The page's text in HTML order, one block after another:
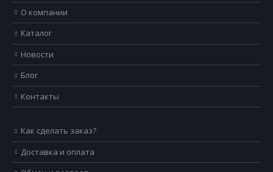
О компании
Каталог
Новости
Блог
Контакты
Как сделать заказ?
Доставка и оплата